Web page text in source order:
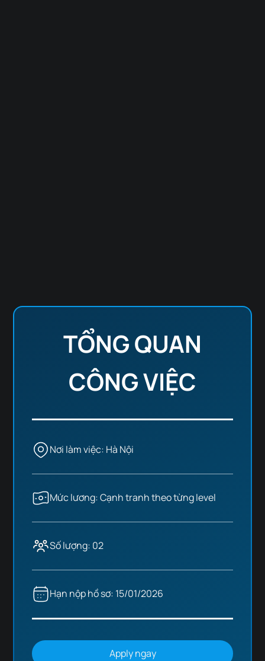
TỔNG QUAN
CÔNG VIỆC
Nơi làm việc: Hà Nội
Mức lương: Cạnh tranh theo từng level
Số lượng: 02
Hạn nộp hồ sơ: 15/01/2026
Apply ngay